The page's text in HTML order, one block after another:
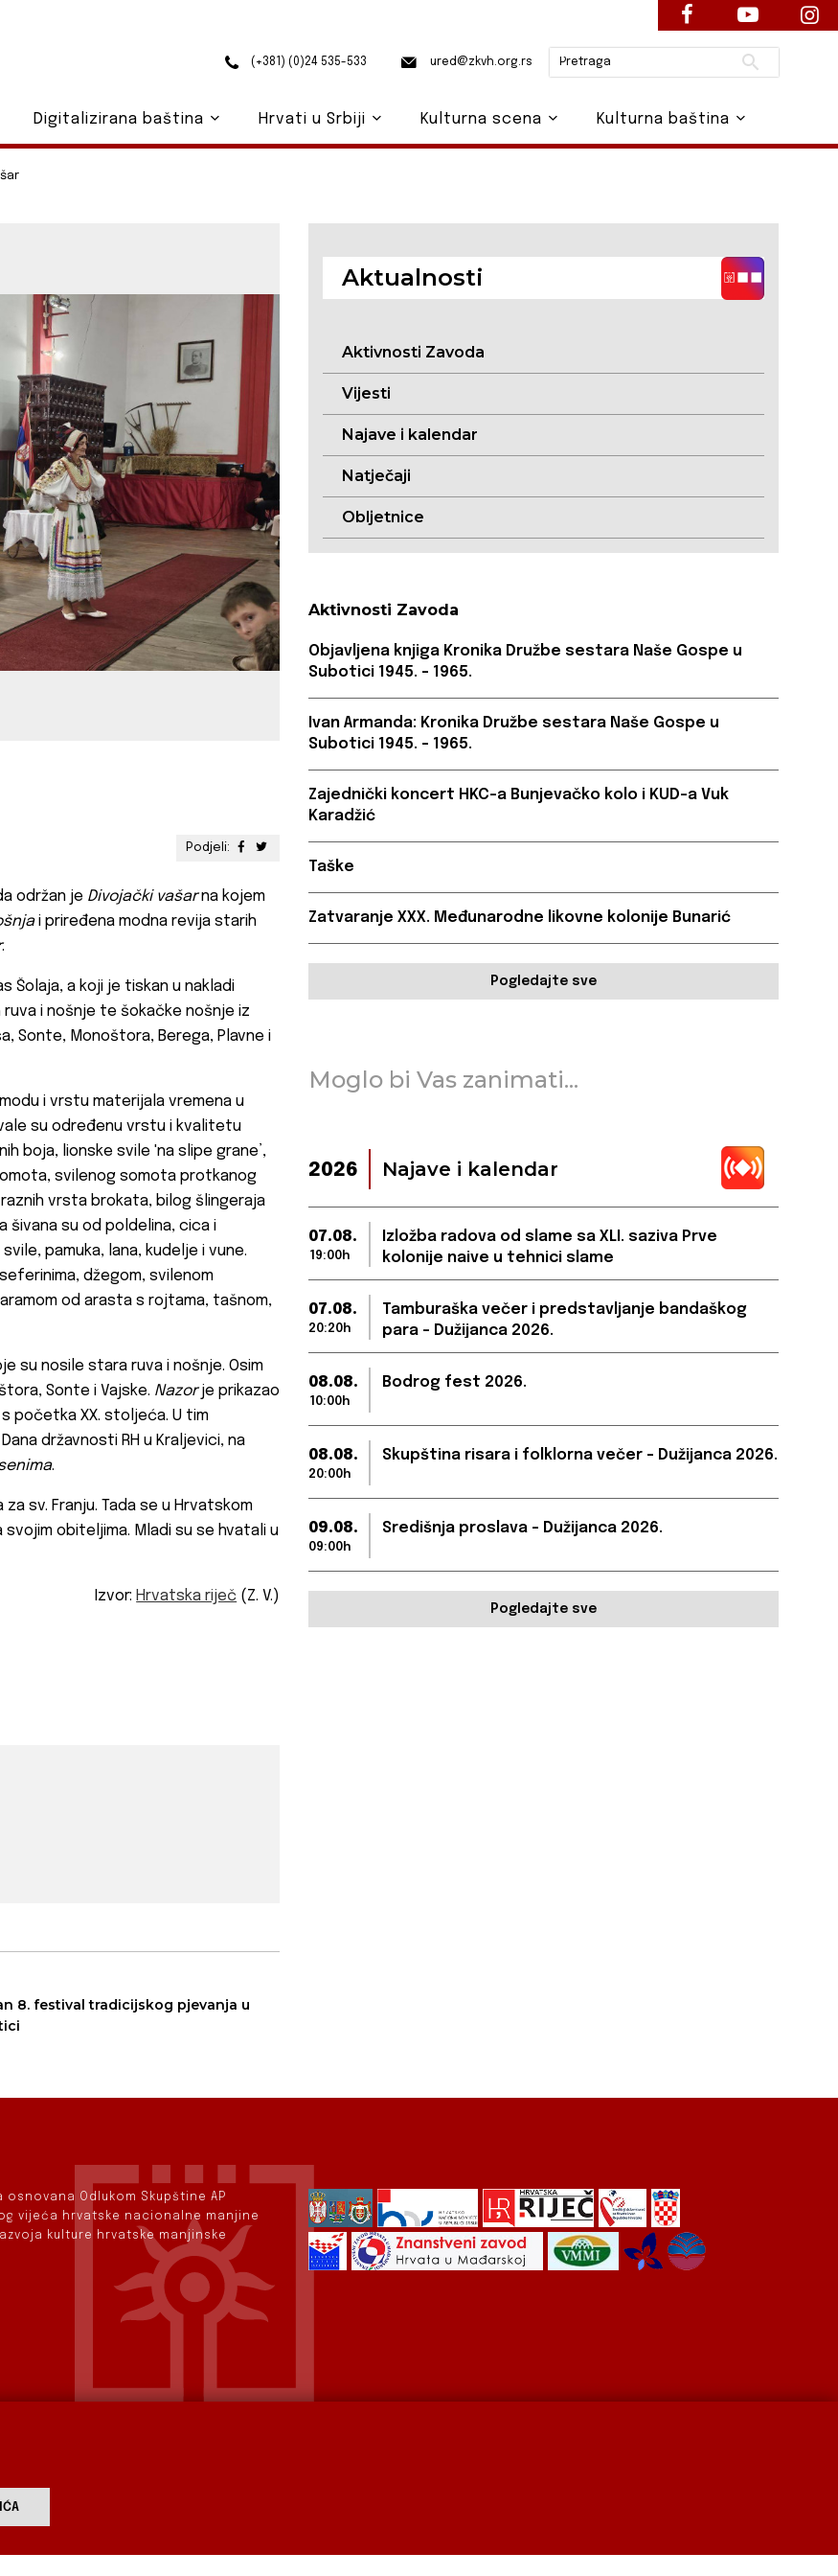
Podjeli:
održan je Divojački vašarna kojem
i priređena modna revija starih
.
Šolaja, a koji je tiskan u nakladi
i nošnje te šokačke nošnje iz
Sonte, Monoštora, Berega, Plavne i
i vrstu materijala vremena u
su određenu vrstu i kvalitetu
boja, lionske svile 'na slipe grane’,
svilenog somota protkanog
vrsta brokata, bilog šlingeraja
šivana su od poldelina, cica i
pamuka, lana, kudelje i vune.
džegom, svilenom
od arasta s rojtama, tašnom,
su nosile stara ruva i nošnje. Osim
Sonte i Vajske. Nazorje prikazao
početka XX. stoljeća. U tim
državnosti RH u Kraljevici, na
.
sv. Franju. Tada se u Hrvatskom
obiteljima. Mladi su se hvatali u
Izvor:Hrvatska riječ (Z. V.)
8. festival tradicijskog pjevanja u
Aktualnosti
Aktivnosti Zavoda
Vijesti
Najave i kalendar
Natječaji
Obljetnice
Aktivnosti Zavoda
Objavljena knjiga Kronika Družbe sestara Naše Gospe u
Subotici 1945. – 1965.
Ivan Armanda: Kronika Družbe sestara Naše Gospe u
Subotici 1945. – 1965.
Zajednički koncert HKC-a Bunjevačko kolo i KUD-a Vuk
Karadžić
Taške
Zatvaranje XXX. Međunarodne likovne kolonije Bunarić
Pogledajte sve
Moglo bi Vas zanimati...
2026 Najave i kalendar
07.08.
19:00h
Izložba radova od slame sa XLI. saziva Prve
kolonije naive u tehnici slame
07.08.
20:20h
Tamburaška večer i predstavljanje bandaškog
para – Dužijanca 2026.
08.08.
10:00h
Bodrog fest 2026.
08.08.
20:00h
Skupština risara i folklorna večer – Dužijanca 2026.
09.08.
09:00h
Središnja proslava – Dužijanca 2026.
Pogledajte sve
Odlukom Skupštine AP
vijeća hrvatske nacionalne manjine
kulture hrvatske manjinske
(+381) (0)24 535-533 ured@zkvh.org.rs Pretraži
Digitalizirana baština Hrvati u Srbiji Kulturna scena Kulturna baština